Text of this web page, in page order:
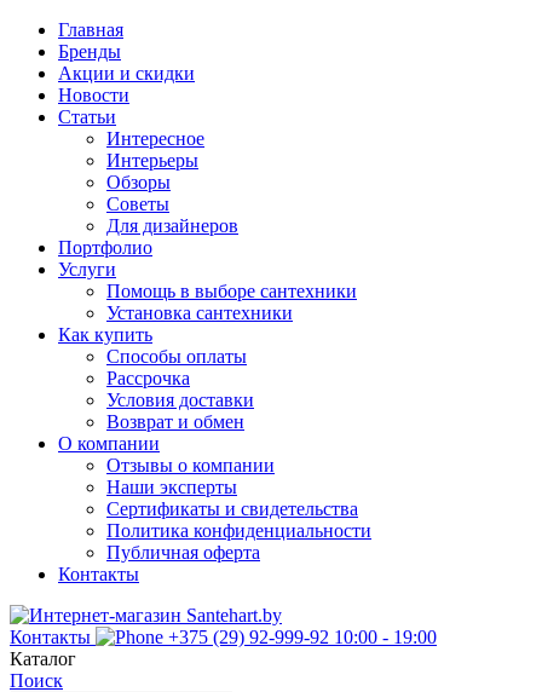
Главная
Бренды
Акции и скидки
Новости
Статьи
Интересное
Интерьеры
Обзоры
Советы
Для дизайнеров
Портфолио
Услуги
Помощь в выборе сантехники
Установка сантехники
Как купить
Способы оплаты
Рассрочка
Условия доставки
Возврат и обмен
О компании
Отзывы о компании
Наши эксперты
Сертификаты и свидетельства
Политика конфиденциальности
Публичная оферта
Контакты
Контакты +375 (29) 92-999-92 10:00 - 19:00
Каталог
Поиск